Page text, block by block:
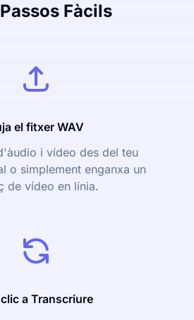
Fàcils
el fitxer WAV
i vídeo des del teu
o simplement enganxa un
de vídeo en línia.
clic a Transcriure